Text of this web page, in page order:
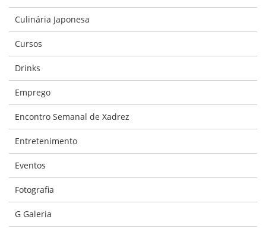
Culinária Japonesa
Cursos
Drinks
Emprego
Encontro Semanal de Xadrez
Entretenimento
Eventos
Fotografia
G Galeria